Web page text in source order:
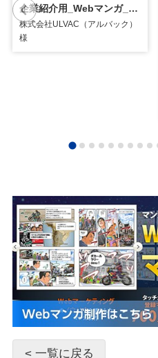
企業紹介用_Webマンガ_イラスト
株式会社ULVAC（アルバック）
様
< 一覧に戻る